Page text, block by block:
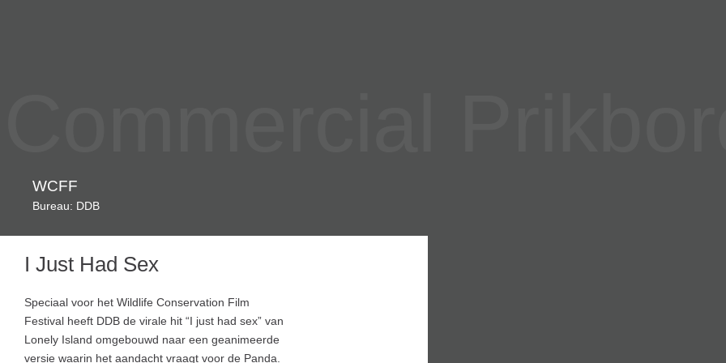
WCFF
Bureau: DDB
I Just Had Sex
Speciaal voor het Wildlife Conservation Film
Festival heeft DDB de virale hit “I just had sex” van
Lonely Island omgebouwd naar een geanimeerde
versie waarin het aandacht vraagt voor de Panda.